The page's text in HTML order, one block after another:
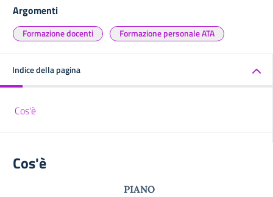
Argomenti
Formazione docenti Formazione personale ATA
Indice della pagina
Cos'è
Cos'è
PIANO